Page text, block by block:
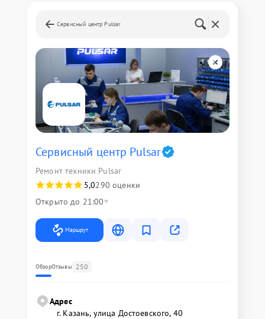
Сервисный центр Pulsar
Сервисный центр Pulsar
Ремонт техники Pulsar
5,0290 оценки
Открыто до 21:00
Маршрут
ОбзорОтзывы 250
Адрес
г. Казань, улица Достоевского, 40